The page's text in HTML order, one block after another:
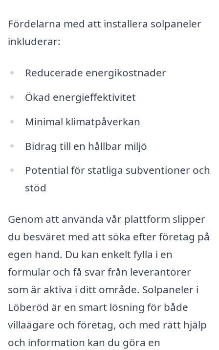
Fördelarna med att installera solpaneler
inkluderar:
Reducerade energikostnader
Ökad energieffektivitet
Minimal klimatpåverkan
Bidrag till en hållbar miljö
Potential för statliga subventioner och
stöd
Genom att använda vår plattform slipper
du besväret med att söka efter företag på
egen hand. Du kan enkelt fylla i en
formulär och få svar från leverantörer
som är aktiva i ditt område. Solpaneler i
Löberöd är en smart lösning för både
villaägare och företag, och med rätt hjälp
och information kan du göra en